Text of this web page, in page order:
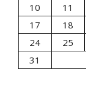
10
11
17
18
24
25
31